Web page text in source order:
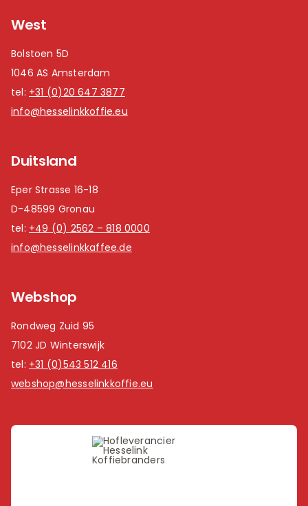
West
Bolstoen 5D
1046 AS Amsterdam
tel: +31 (0)20 647 3877
info@hesselinkkoffie.eu
Duitsland
Eper Strasse 16-18
D-48599 Gronau
tel: +49 (0) 2562 – 818 0000
info@hesselinkkaffee.de
Webshop
Rondweg Zuid 95
7102 JD Winterswijk
tel: +31 (0)543 512 416
webshop@hesselinkkoffie.eu